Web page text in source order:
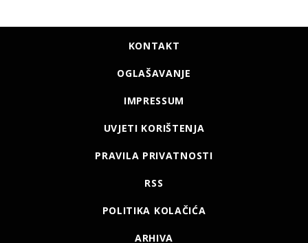
KONTAKT
OGLAŠAVANJE
IMPRESSUM
UVJETI KORIŠTENJA
PRAVILA PRIVATNOSTI
RSS
POLITIKA KOLAČIĆA
ARHIVA